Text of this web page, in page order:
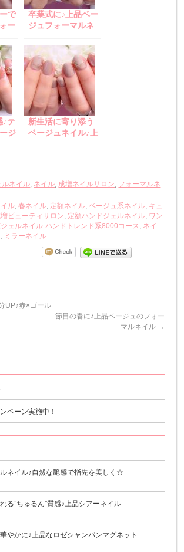
で
ー
卒業式に♪上品ベー
ジュフォーマルネ
♪テ
ジ
新生活に寄り添う
ベージュネイル♪上
ルネイル, ネイル, 成増ネイルサロン, フォーマルネ
ル,春ネイル, 定額ネイル,ベージュ系ネイル, キュ
ビューティサロン, 定額ハンドジェルネイル, ワン
ェルネイル-ハンドトレンド系8000コース, ネイ
, ミラーネイル
UP♪赤×ゴール
節目の春に♪上品ベージュのフォー
マルネイル →
ペーン実施中！
ネイル♪自然な艶感で指先を美しく☆
る”ちゅるん”質感♪上品シアーネイル
やかに♪上品なロゼシャンパンマグネット